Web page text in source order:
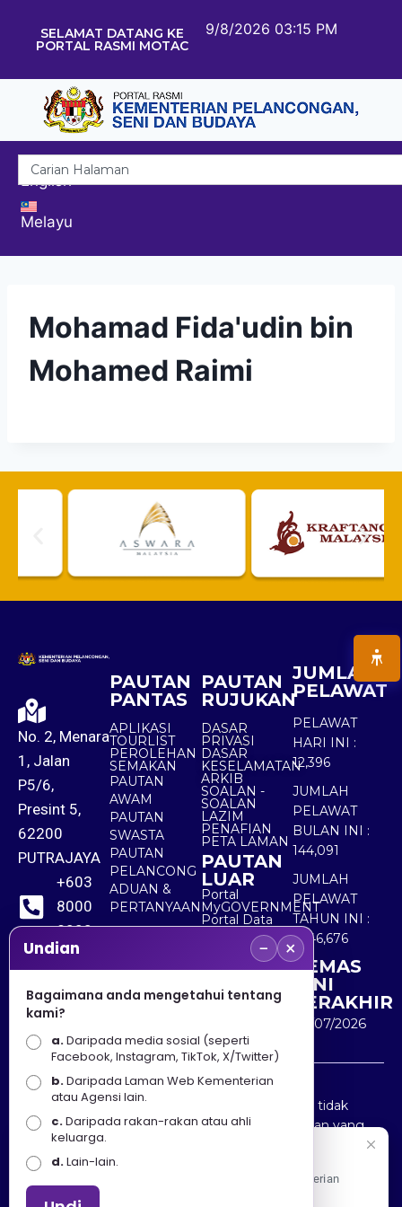
SELAMAT DATANG KE
PORTAL RASMI MOTAC
9/8/2026 03:15 PM
English
Melayu
Mohamad Fida'udin bin
Mohamed Raimi
No. 2, Menara
1, Jalan
P5/6,
Presint 5,
62200
PUTRAJAYA
+603
8000
8000
+603
8891
7100
PAUTAN
PANTAS
APLIKASI
TOURLIST
PEROLEHAN
SEMAKAN
PAUTAN
AWAM
PAUTAN
SWASTA
PAUTAN
PELANCONG
ADUAN &
PERTANYAAN
PAUTAN
RUJUKAN
DASAR
PRIVASI
DASAR
KESELAMATAN
ARKIB
SOALAN -
SOALAN
LAZIM
PENAFIAN
PETA LAMAN
PAUTAN
LUAR
Portal
MyGOVERNMENT
Portal Data
Terbuka
Sektor Awam
JUMLAH
PELAWAT
PELAWAT
HARI INI :
12,396
JUMLAH
PELAWAT
BULAN INI :
144,091
JUMLAH
PELAWAT
TAHUN INI :
5,546,676
KEMAS
KINI
TERAKHIR
30/07/2026
Penafian : Kerajaan Malaysia dan Kementerian
Pelancongan Seni dan Budaya (MOTAC) adalah tidak
bertanggungjawab atas kehilangan atau kerugian yang
disebabkan oleh penggunaan mana-mana maklumat
yang diperolehi dari portal ini.
Undian − ×
Bagaimana anda mengetahui tentang
kami?
a.Daripada media sosial (seperti
Facebook, Instagram, TikTok, X/Twitter)
b.Daripada Laman Web Kementerian
atau Agensi lain.
c.Daripada rakan-rakan atau ahli
keluarga.
d.Lain-lain.
Apa Khabar! Selamat datang ke Portal Rasmi Kementerian
Pelancongan, Seni dan Budaya